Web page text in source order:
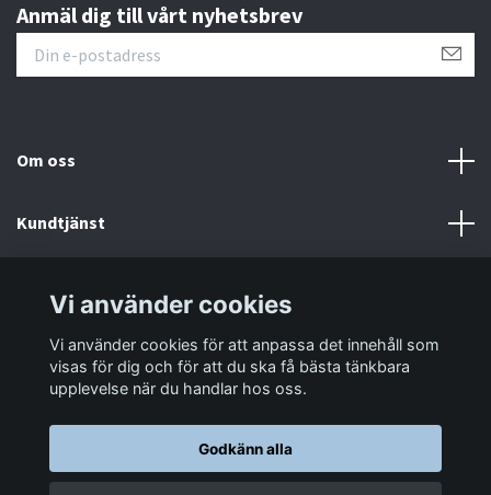
Anmäl dig till vårt nyhetsbrev
Om oss
Kundtjänst
Sociala medier
Vi använder cookies
Vi använder cookies för att anpassa det innehåll som
visas för dig och för att du ska få bästa tänkbara
upplevelse när du handlar hos oss.
Godkänn alla